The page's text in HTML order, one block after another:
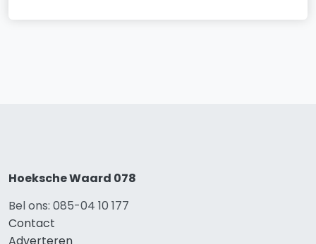
Hoeksche Waard 078
Bel ons: 085-04 10 177
Contact